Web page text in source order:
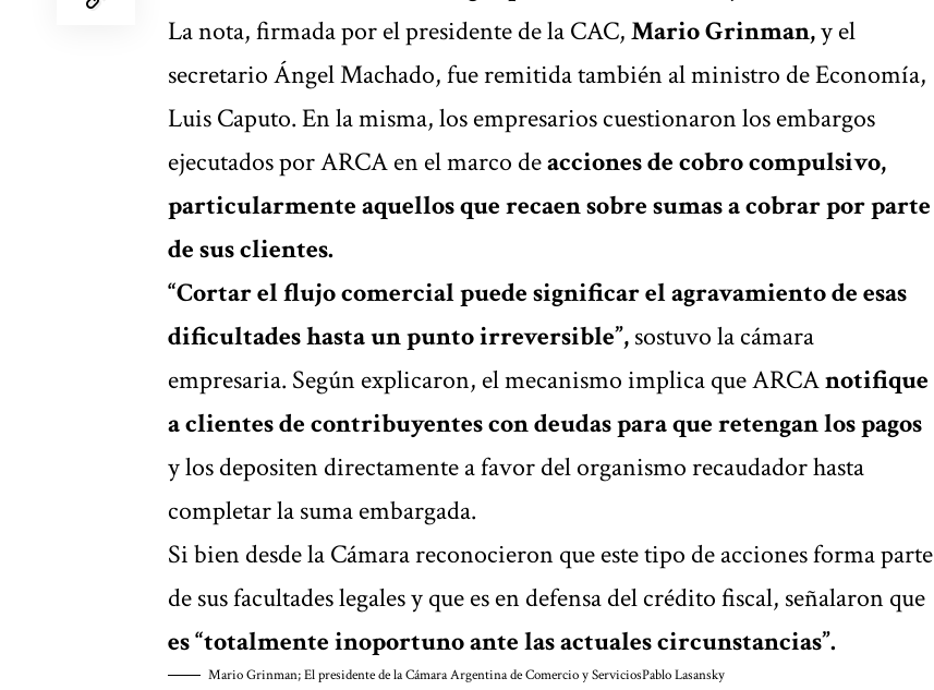
La nota, firmada por el presidente de la CAC,Mario Grinman,y el
secretario Ángel Machado, fue remitida también al ministro de Economía,
Luis Caputo. En la misma, los empresarios cuestionaron los embargos
ejecutados por ARCA en el marco deacciones de cobro compulsivo,
particularmente aquellos que recaen sobre sumas a cobrar por parte
de sus clientes.
“Cortar el flujo comercial puede significar el agravamiento de esas
dificultades hasta un punto irreversible”,sostuvo la cámara
empresaria. Según explicaron, el mecanismo implica que ARCAnotifique
a clientes de contribuyentes con deudas para que retengan los pagos
y los depositen directamente a favor del organismo recaudador hasta
completar la suma embargada.
Si bien desde la Cámara reconocieron que este tipo de acciones forma parte
de sus facultades legales y que es en defensa del crédito fiscal, señalaron que
es “totalmente inoportuno ante las actuales circunstancias”.
Mario Grinman; El presidente de la Cámara Argentina de Comercio y ServiciosPablo Lasansky